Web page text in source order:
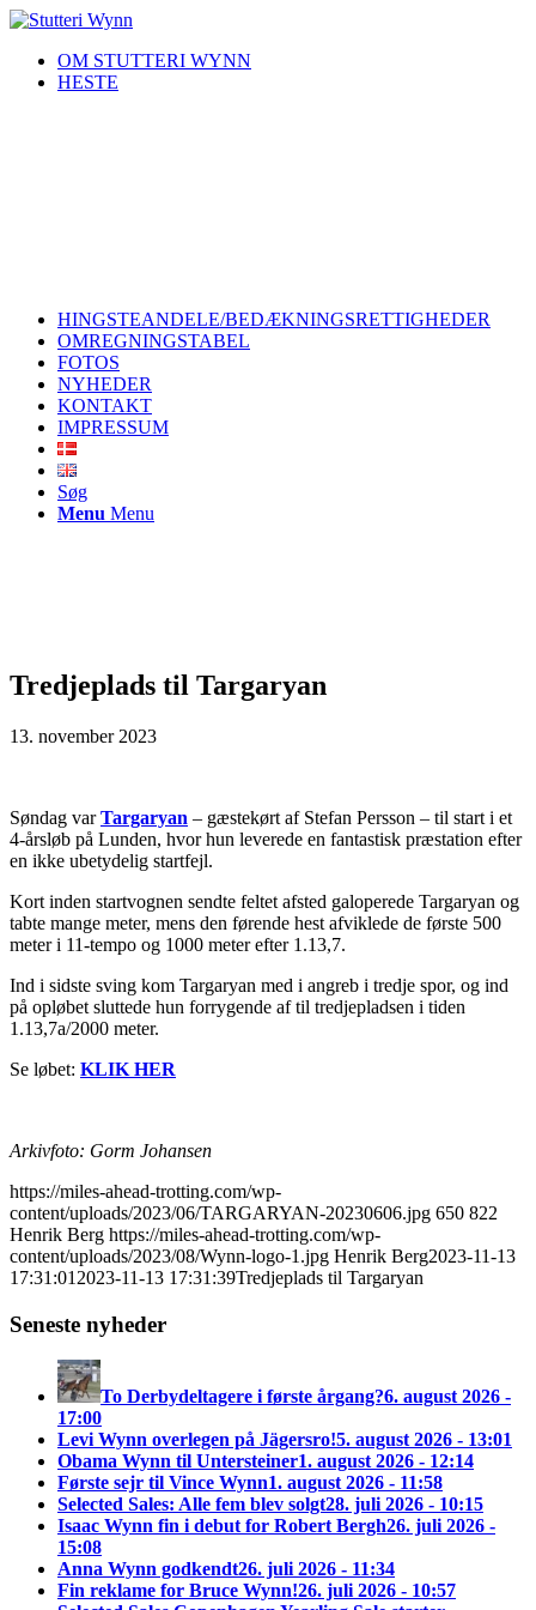
OM STUTTERI WYNN
HESTE
HINGSTEANDELE/BEDÆKNINGSRETTIGHEDER
OMREGNINGSTABEL
FOTOS
NYHEDER
KONTAKT
IMPRESSUM
Søg
Menu Menu
Tredjeplads til Targaryan
13. november 2023
Søndag varTargaryan – gæstekørt af Stefan Persson – til start i et
4-årsløb på Lunden, hvor hun leverede en fantastisk præstation efter
en ikke ubetydelig startfejl.
Kort inden startvognen sendte feltet afsted galoperede Targaryan og
tabte mange meter, mens den førende hest afviklede de første 500
meter i 11-tempo og 1000 meter efter 1.13,7.
Ind i sidste sving kom Targaryan med i angreb i tredje spor, og ind
på opløbet sluttede hun forrygende af til tredjepladsen i tiden
1.13,7a/2000 meter.
Se løbet: KLIK HER
Arkivfoto: Gorm Johansen
https://miles-ahead-trotting.com/wp-
content/uploads/2023/06/TARGARYAN-20230606.jpg 650 822
Henrik Berg https://miles-ahead-trotting.com/wp-
content/uploads/2023/08/Wynn-logo-1.jpg Henrik Berg2023-11-13
17:31:01 2023-11-13 17:31:39Tredjeplads til Targaryan
Seneste nyheder
To Derbydeltagere i første årgang?6. august 2026 -
17:00
Levi Wynn overlegen på Jägersro!5. august 2026 - 13:01
Obama Wynn til Untersteiner1. august 2026 - 12:14
Første sejr til Vince Wynn1. august 2026 - 11:58
Selected Sales: Alle fem blev solgt28. juli 2026 - 10:15
Isaac Wynn fin i debut for Robert Bergh26. juli 2026 -
15:08
Anna Wynn godkendt26. juli 2026 - 11:34
Fin reklame for Bruce Wynn!26. juli 2026 - 10:57